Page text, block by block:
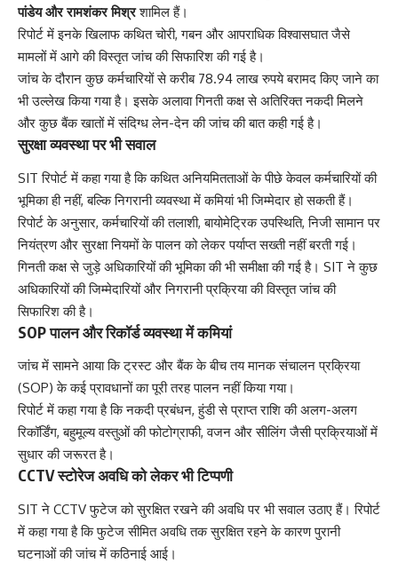
पांडेय और रामशंकर मिश्रशामिल हैं।
रिपोर्ट में इनके खिलाफ कथित चोरी, गबन और आपराधिक विश्वासघात जैसे
मामलों में आगे की विस्तृत जांच की सिफारिश की गई है।
जांच के दौरान कुछ कर्मचारियों से करीब 78.94 लाख रुपये बरामद किए जाने का
भी उल्लेख किया गया है। इसके अलावा गिनती कक्ष से अतिरिक्त नकदी मिलने
और कुछ बैंक खातों में संदिग्ध लेन-देन की जांच की बात कही गई है।
सुरक्षा व्यवस्था पर भी सवाल
SIT रिपोर्ट में कहा गया है कि कथित अनियमितताओं के पीछे केवल कर्मचारियों की
भूमिका ही नहीं, बल्कि निगरानी व्यवस्था में कमियां भी जिम्मेदार हो सकती हैं।
रिपोर्ट के अनुसार, कर्मचारियों की तलाशी, बायोमेट्रिक उपस्थिति, निजी सामान पर
नियंत्रण और सुरक्षा नियमों के पालन को लेकर पर्याप्त सख्ती नहीं बरती गई।
गिनती कक्ष से जुड़े अधिकारियों की भूमिका की भी समीक्षा की गई है। SIT ने कुछ
अधिकारियों की जिम्मेदारियों और निगरानी प्रक्रिया की विस्तृत जांच की
सिफारिश की है।
SOP पालन और रिकॉर्ड व्यवस्था में कमियां
जांच में सामने आया कि ट्रस्ट और बैंक के बीच तय मानक संचालन प्रक्रिया
(SOP) के कई प्रावधानों का पूरी तरह पालन नहीं किया गया।
रिपोर्ट में कहा गया है कि नकदी प्रबंधन, हुंडी से प्राप्त राशि की अलग-अलग
रिकॉर्डिंग, बहुमूल्य वस्तुओं की फोटोग्राफी, वजन और सीलिंग जैसी प्रक्रियाओं में
सुधार की जरूरत है।
CCTV स्टोरेज अवधि को लेकर भी टिप्पणी
SIT ने CCTV फुटेज को सुरक्षित रखने की अवधि पर भी सवाल उठाए हैं। रिपोर्ट
में कहा गया है कि फुटेज सीमित अवधि तक सुरक्षित रहने के कारण पुरानी
घटनाओं की जांच में कठिनाई आई।